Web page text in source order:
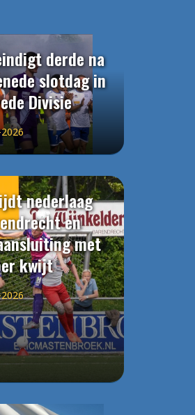
derde na
slotdag in
Divisie
nederlaag
en
met
kwijt